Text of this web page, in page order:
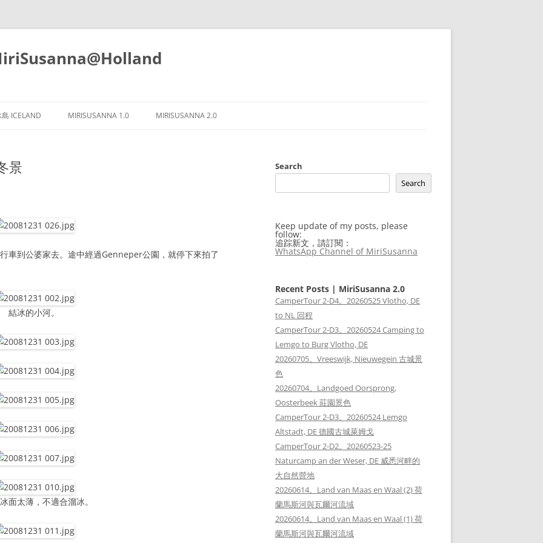
ICELAND MIRISUSANNA 1.0 MIRISUSANNA 2.0
景
車到公婆家去。途中經過Genneper公園，就停下來拍了
結冰的小河。
面太薄，不適合溜冰。
Search
Search
Keep update of my posts, please
follow:
追踪新文，請訂閱：
WhatsApp Channel of MiriSusanna
Recent Posts | MiriSusanna 2.0
CamperTour 2-D4。20260525 Vlotho, DE
to NL 回程
CamperTour 2-D3。20260524 Camping to
Lemgo to Burg Vlotho, DE
20260705。Vreeswijk, Nieuwegein 古城景
色
20260704。Landgoed Oorsprong,
Oosterbeek 莊園景色
CamperTour 2-D3。20260524 Lemgo
Altstadt, DE 德國古城萊姆戈
CamperTour 2-D2。20260523-25
Naturcamp an der Weser, DE 威悉河畔的
大自然營地
20260614。Land van Maas en Waal (2) 荷
蘭馬斯河與瓦爾河流域
20260614。Land van Maas en Waal (1) 荷
蘭馬斯河與瓦爾河流域